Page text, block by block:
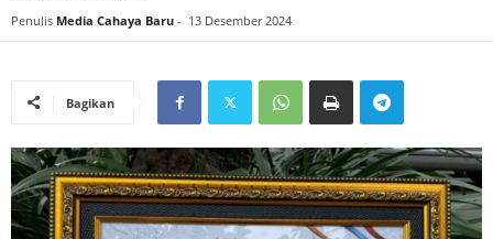
Penulis Media Cahaya Baru - 13 Desember 2024
Bagikan